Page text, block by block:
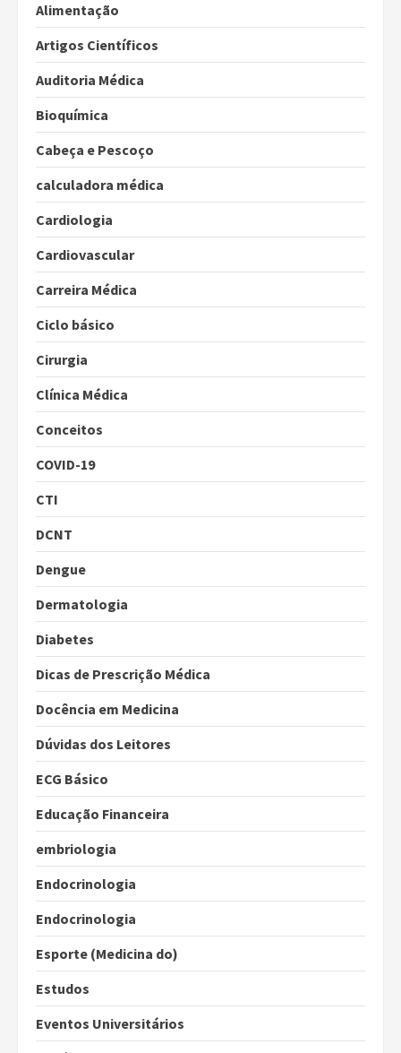
Alimentação
Artigos Científicos
Auditoria Médica
Bioquímica
Cabeça e Pescoço
calculadora médica
Cardiologia
Cardiovascular
Carreira Médica
Ciclo básico
Cirurgia
Clínica Médica
Conceitos
COVID-19
CTI
DCNT
Dengue
Dermatologia
Diabetes
Dicas de Prescrição Médica
Docência em Medicina
Dúvidas dos Leitores
ECG Básico
Educação Financeira
embriologia
Endocrinologia
Endocrinologia
Esporte (Medicina do)
Estudos
Eventos Universitários